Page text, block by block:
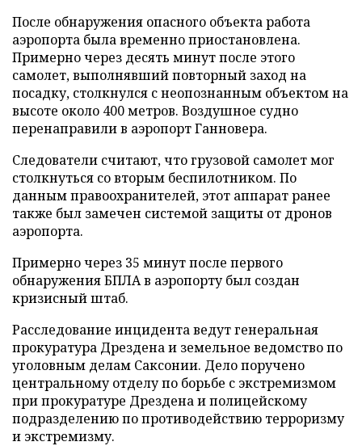
После обнаружения опасного объекта работа
аэропорта была временно приостановлена.
Примерно через десять минут после этого
самолет, выполнявший повторный заход на
посадку, столкнулся с неопознанным объектом на
высоте около 400 метров. Воздушное судно
перенаправили в аэропорт Ганновера.
Следователи считают, что грузовой самолет мог
столкнуться со вторым беспилотником. По
данным правоохранителей, этот аппарат ранее
также был замечен системой защиты от дронов
аэропорта.
Примерно через 35 минут после первого
обнаружения БПЛА в аэропорту был создан
кризисный штаб.
Расследование инцидента ведут генеральная
прокуратура Дрездена и земельное ведомство по
уголовным делам Саксонии. Дело поручено
центральному отделу по борьбе с экстремизмом
при прокуратуре Дрездена и полицейскому
подразделению по противодействию терроризму
и экстремизму.